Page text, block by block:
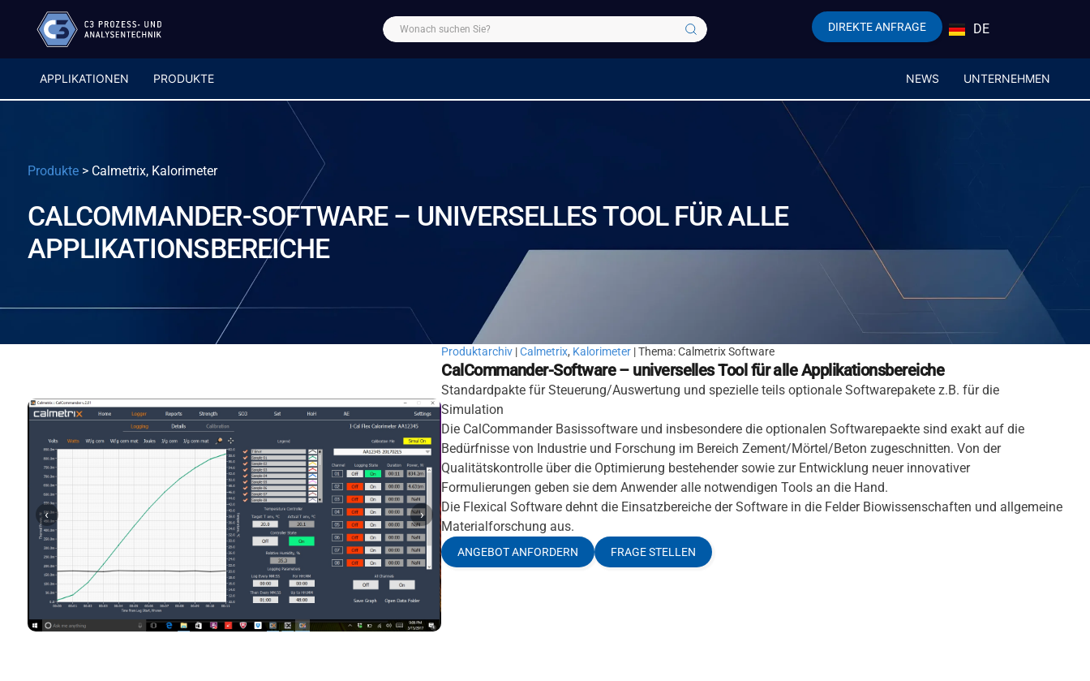
DIREKTE ANFRAGE DE
EN
APPLIKATIONEN PRODUKTE NEWS UNTERNEHMEN
Produkte >Calmetrix, Kalorimeter
CALCOMMANDER-SOFTWARE – UNIVERSELLES TOOL FÜR ALLE
APPLIKATIONSBEREICHE
‹ ›
Produktarchiv |Calmetrix, Kalorimeter | Thema: Calmetrix Software
CalCommander-Software – universelles Tool für alle Applikationsbereiche
Standardpakte für Steuerung/Auswertung und spezielle teils optionale Softwarepakete z.B. für die
Simulation
Die CalCommander Basissoftware und insbesondere die optionalen Softwarepaekte sind exakt auf die
Bedürfnisse von Industrie und Forschung im Bereich Zement/Mörtel/Beton zugeschnitten. Von der
Qualitätskontrolle über die Optimierung bestehender sowie zur Entwicklung neuer innovativer
Formulierungen geben sie dem Anwender alle notwendigen Tools an die Hand.
Die Flexical Software dehnt die Einsatzbereiche der Software in die Felder Biowissenschaften und allgemeine
Materialforschung aus.
ANGEBOT ANFORDERN FRAGE STELLEN